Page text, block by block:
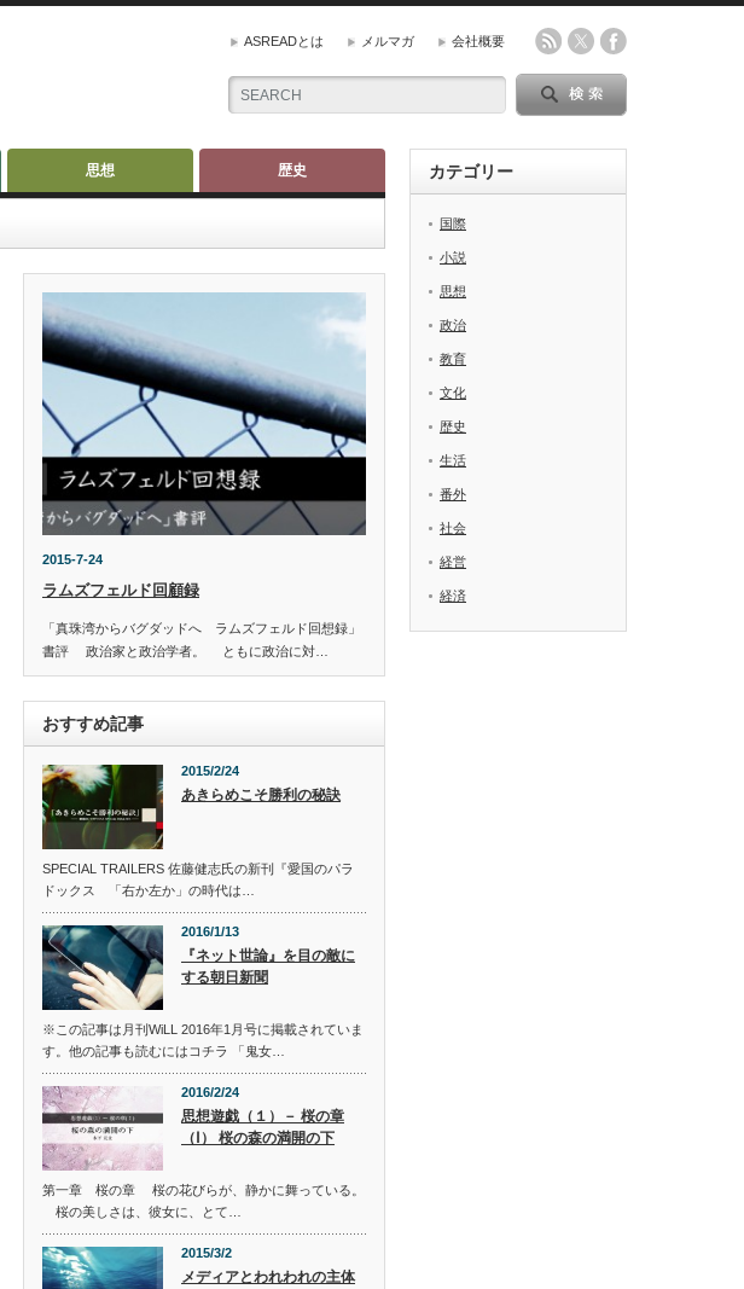
ASREADとは メルマガ 会社概要
思想 歴史
2015-7-24
ラムズフェルド回顧録
「真珠湾からバグダッドへ ラムズフェルド回想録」
書評 政治家と政治学者。 ともに政治に対…
おすすめ記事
2015/2/24
あきらめこそ勝利の秘訣
SPECIAL TRAILERS 佐藤健志氏の新刊『愛国のパラ
ドックス 「右か左か」の時代は…
2016/1/13
『ネット世論』を目の敵に
する朝日新聞
※この記事は月刊WiLL 2016年1月号に掲載されていま
す。他の記事も読むにはコチラ 「鬼女…
2016/2/24
思想遊戯（１）－ 桜の章
（Ⅰ） 桜の森の満開の下
第一章 桜の章 桜の花びらが、静かに舞っている。
桜の美しさは、彼女に、とて…
2015/3/2
メディアとわれわれの主体
カテゴリー
国際
小説
思想
政治
教育
文化
歴史
生活
番外
社会
経営
経済